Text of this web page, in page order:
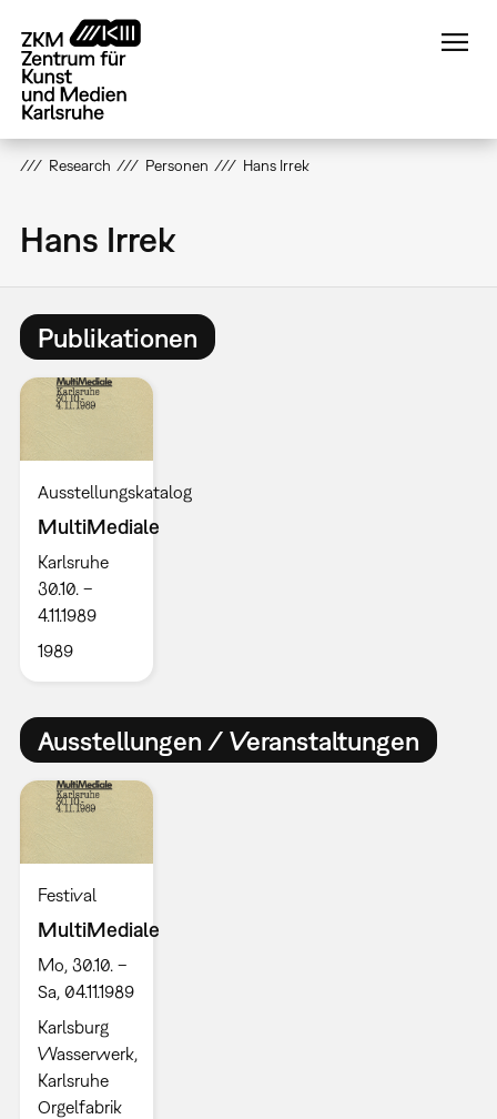
zum
Inhalt
Research Personen Hans Irrek
Hans Irrek
Publikationen
Ausstellungskatalog
MultiMediale
Karlsruhe
30.10. –
4.11.1989
1989
Ausstellungen / Veranstaltungen
Festival
MultiMediale
Mo, 30.10. –
Sa, 04.11.1989
Karlsburg
Wasserwerk,
Karlsruhe
Orgelfabrik